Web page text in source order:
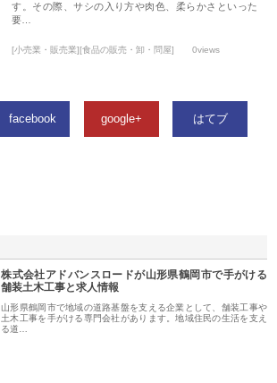
す。その際、サシの入り方や肉色、柔らかさといった
要…
[小売業・販売業][食品の販売・卸・問屋] 0views
facebook google+ はてブ
株式会社アドバンスロードが山形県鶴岡市で手がける
舗装土木工事と求人情報
山形県鶴岡市で地域の道路基盤を支える企業として、舗装工事や
土木工事を手がける専門会社があります。地域住民の生活を支え
る道…